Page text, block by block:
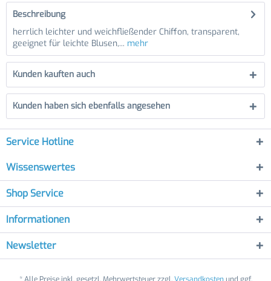
Beschreibung
herrlich leichter und weichfließender Chiffon, transparent,
geeignet für leichte Blusen,... mehr
Kunden kauften auch
Kunden haben sich ebenfalls angesehen
Service Hotline
Wissenswertes
Shop Service
Informationen
Newsletter